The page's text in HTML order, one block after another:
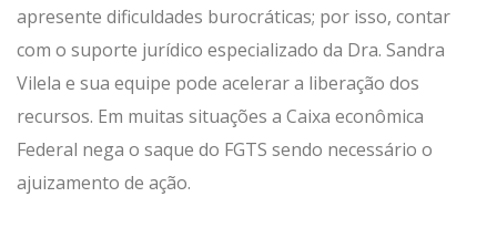
apresente dificuldades burocráticas; por isso, contar
com o suporte jurídico especializado da Dra. Sandra
Vilela e sua equipe pode acelerar a liberação dos
recursos. Em muitas situações a Caixa econômica
Federal nega o saque do FGTS sendo necessário o
ajuizamento de ação.